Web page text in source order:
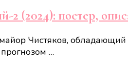
2 (2024): постер,
Чистяков,
…